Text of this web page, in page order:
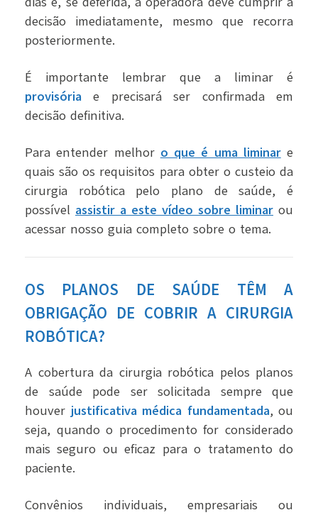
decisão imediatamente, mesmo que recorra
posteriormente.
É importante lembrar que a liminar é
provisória e precisará ser confirmada em
decisão definitiva.
Para entender melhor o que é uma liminare
quais são os requisitos para obter o custeio da
cirurgia robótica pelo plano de saúde, é
possível assistir a este vídeo sobre liminar ou
acessar nosso guia completo sobre o tema.
OS PLANOS DE SAÚDE TÊM A
OBRIGAÇÃO DE COBRIR A CIRURGIA
ROBÓTICA?
A cobertura da cirurgia robótica pelos planos
de saúde pode ser solicitada sempre que
houver justificativa médica fundamentada, ou
seja, quando o procedimento for considerado
mais seguro ou eficaz para o tratamento do
paciente.
Convênios individuais, empresariais ou